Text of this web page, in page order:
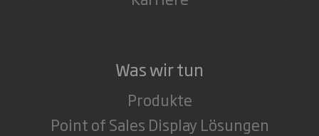
Was wir tun
Produkte
Point of Sales Display Lösungen